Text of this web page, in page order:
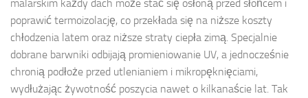
malarskim każdy dach może stać się osłoną przed słońcem i
poprawić termoizolację, co przekłada się na niższe koszty
chłodzenia latem oraz niższe straty ciepła zimą. Specjalnie
dobrane barwniki odbijają promieniowanie UV, a jednocześnie
chronią podłoże przed utlenianiem i mikropęknięciami,
wydłużając żywotność poszycia nawet o kilkanaście lat. Tak